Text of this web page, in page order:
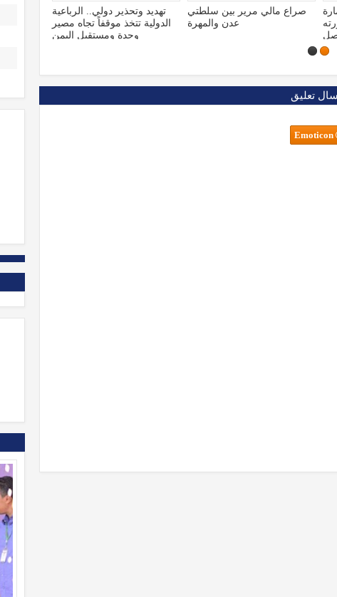
الإعلام الأمريكي يكشف تهرّب
"بايدن" من مخابراته ولجوءه
للكلاب البوليسية
تهديد وتحذير دولي.. الرباعية
الدولية تتخذ موقفاً تجاه مصير
تعليق
Emoticon